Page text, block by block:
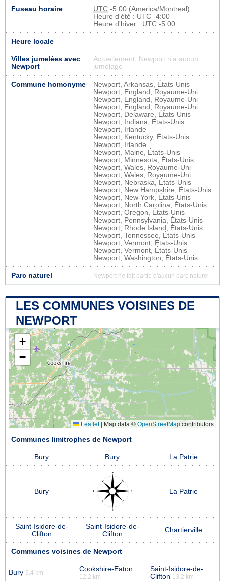
Fuseau horaire UTC -5:00 (America/Montreal)
Heure d'été : UTC -4:00
Heure d'hiver : UTC -5:00
Heure locale
Villes jumelées avec
Newport
Actuellement, Newport n'a aucun
jumelage
Commune homonyme
Newport, Arkansas, États-Unis
Newport, England, Royaume-Uni
Newport, England, Royaume-Uni
Newport, England, Royaume-Uni
Newport, Delaware, États-Unis
Newport, Indiana, États-Unis
Newport, Irlande
Newport, Kentucky, États-Unis
Newport, Irlande
Newport, Maine, États-Unis
Newport, Minnesota, États-Unis
Newport, Wales, Royaume-Uni
Newport, Wales, Royaume-Uni
Newport, Nebraska, États-Unis
Newport, New Hampshire, États-Unis
Newport, New York, États-Unis
Newport, North Carolina, États-Unis
Newport, Oregon, États-Unis
Newport, Pennsylvania, États-Unis
Newport, Rhode Island, États-Unis
Newport, Tennessee, États-Unis
Newport, Vermont, États-Unis
Newport, Vermont, États-Unis
Newport, Washington, États-Unis
Parc naturel Newport ne fait partie d'aucun parc naturel
LES COMMUNES VOISINES DE
NEWPORT
+
−
Leaflet | Map data ©OpenStreetMapcontributors
Communes limitrophes de Newport
Bury Bury La Patrie
Bury La Patrie
Saint-Isidore-de-
Clifton
Saint-Isidore-de-
Clifton
Chartierville
Communes voisines de Newport
Bury 9.4 km Cookshire-Eaton
12.2 km
Saint-Isidore-de-
Clifton 13.2 km